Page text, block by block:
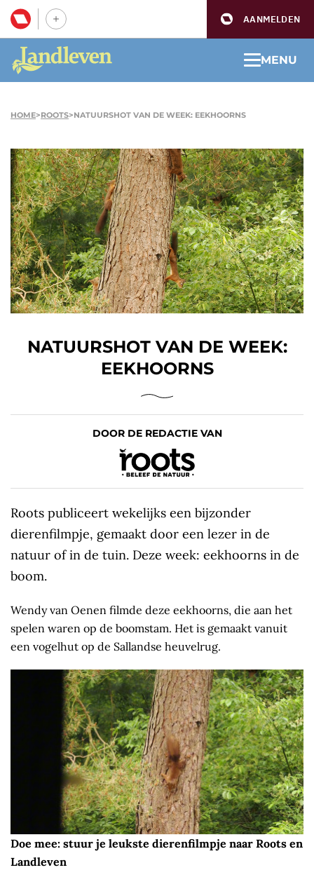
AANMELDEN
MENU
HOME>ROOTS>NATUURSHOT VAN DE WEEK: EEKHOORNS
NATUURSHOT VAN DE WEEK:
EEKHOORNS
DOOR DE REDACTIE VAN
Roots publiceert wekelijks een bijzonder
dierenfilmpje, gemaakt door een lezer in de
natuur of in de tuin. Deze week: eekhoorns in de
boom.
Wendy van Oenen filmde deze eekhoorns, die aan het
spelen waren op de boomstam. Het is gemaakt vanuit
een vogelhut op de Sallandse heuvelrug.
Doe mee: stuur je leukste dierenfilmpje naar Roots en
Landleven